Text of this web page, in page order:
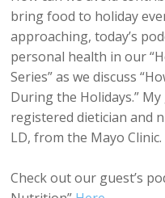
bring food to holiday
approaching, today’s
personal health in our
Series” as we discuss
During the Holidays.”
registered dietician and
LD, from the Mayo Clinic.
Check out our guest’s